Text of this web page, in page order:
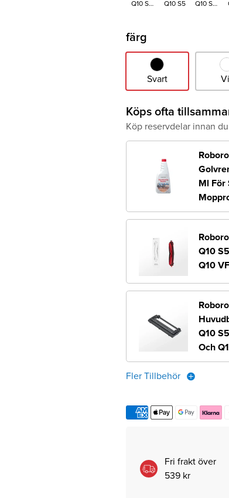
Q10 S5
Q10 S5
Q10 S5+
färg
Svart
Svart
Köps ofta
Köp reservdelar innan
Ml För
Q10
Q10
Q10
Och
Fler Tillbehör
Fri frakt över
539 kr